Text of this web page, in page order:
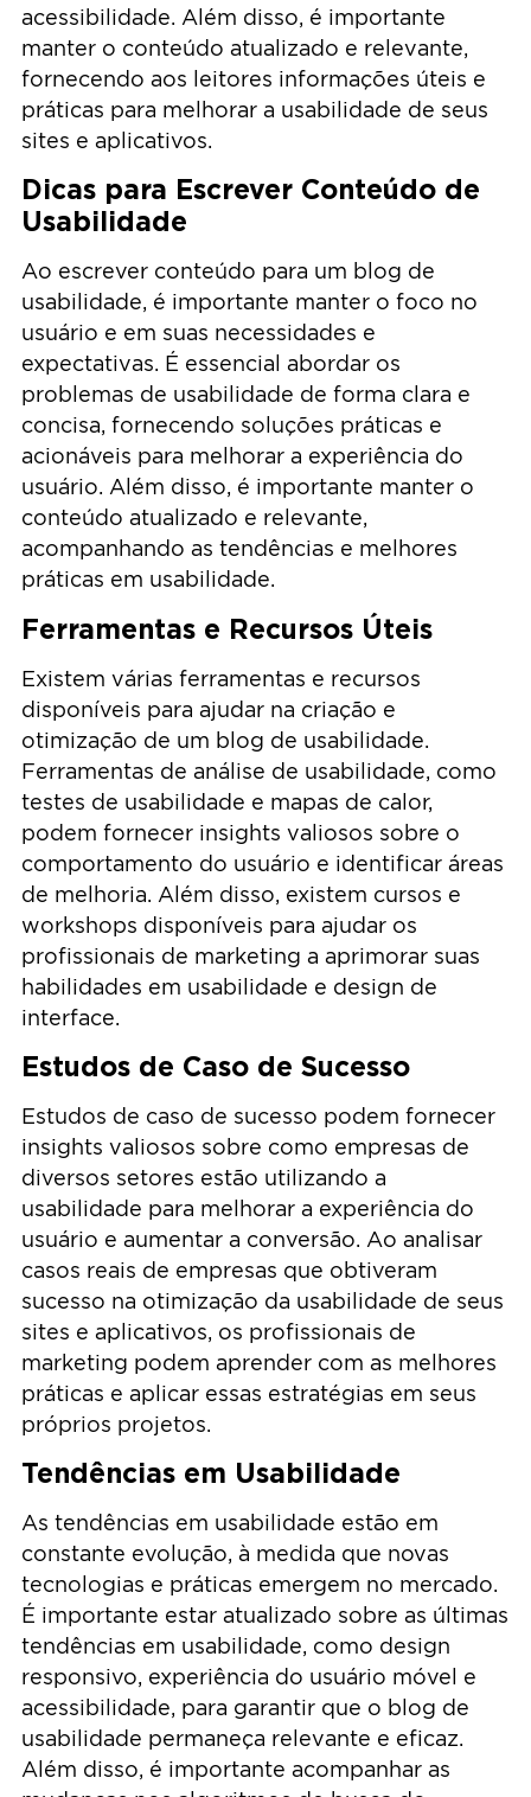
acessibilidade. Além disso, é importante
manter o conteúdo atualizado e relevante,
fornecendo aos leitores informações úteis e
práticas para melhorar a usabilidade de seus
sites e aplicativos.
Dicas para Escrever Conteúdo de
Usabilidade
Ao escrever conteúdo para um blog de
usabilidade, é importante manter o foco no
usuário e em suas necessidades e
expectativas. É essencial abordar os
problemas de usabilidade de forma clara e
concisa, fornecendo soluções práticas e
acionáveis para melhorar a experiência do
usuário. Além disso, é importante manter o
conteúdo atualizado e relevante,
acompanhando as tendências e melhores
práticas em usabilidade.
Ferramentas e Recursos Úteis
Existem várias ferramentas e recursos
disponíveis para ajudar na criação e
otimização de um blog de usabilidade.
Ferramentas de análise de usabilidade, como
testes de usabilidade e mapas de calor,
podem fornecer insights valiosos sobre o
comportamento do usuário e identificar áreas
de melhoria. Além disso, existem cursos e
workshops disponíveis para ajudar os
profissionais de marketing a aprimorar suas
habilidades em usabilidade e design de
interface.
Estudos de Caso de Sucesso
Estudos de caso de sucesso podem fornecer
insights valiosos sobre como empresas de
diversos setores estão utilizando a
usabilidade para melhorar a experiência do
usuário e aumentar a conversão. Ao analisar
casos reais de empresas que obtiveram
sucesso na otimização da usabilidade de seus
sites e aplicativos, os profissionais de
marketing podem aprender com as melhores
práticas e aplicar essas estratégias em seus
próprios projetos.
Tendências em Usabilidade
As tendências em usabilidade estão em
constante evolução, à medida que novas
tecnologias e práticas emergem no mercado.
É importante estar atualizado sobre as últimas
tendências em usabilidade, como design
responsivo, experiência do usuário móvel e
acessibilidade, para garantir que o blog de
usabilidade permaneça relevante e eficaz.
Além disso, é importante acompanhar as